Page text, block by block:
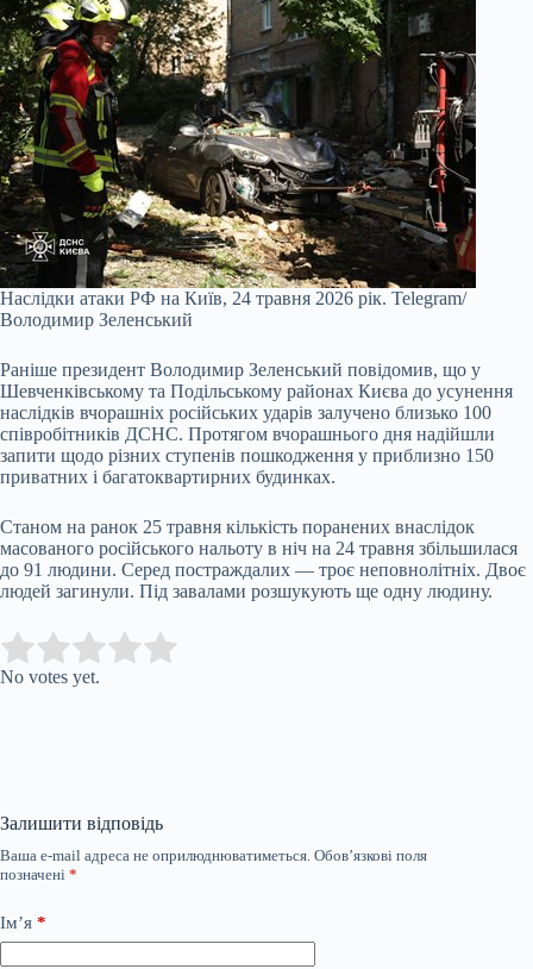
Наслідки атаки РФ на Київ, 24 травня 2026 рік. Telegram/
Володимир Зеленський
Раніше президент Володимир Зеленський повідомив, що у
Шевченківському та Подільському районах Києва до усунення
наслідків вчорашніх російських ударів залучено близько 100
співробітників ДСНС. Протягом вчорашнього дня надійшли
запити щодо різних ступенів пошкодження у приблизно 150
приватних і багатоквартирних будинках.
Станом на ранок 25 травня кількість поранених внаслідок
масованого російського нальоту в ніч на 24 травня збільшилася
до 91 людини. Серед постраждалих — троє неповнолітніх. Двоє
людей загинули. Під завалами розшукують ще одну людину.
Rate this item:
No votes yet.
Залишити відповідь
Ваша e-mail адреса не оприлюднюватиметься. Обов’язкові поля
позначені *
Ім’я *